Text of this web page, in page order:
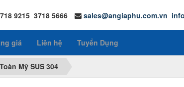
9215 3718 5666 sales@angiaphu.com.vn
giá Liên hệ Tuyển Dụng
Mỹ SUS 304